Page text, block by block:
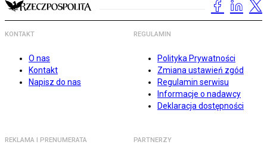
KONTAKT
O nas
Kontakt
Napisz do nas
REGULAMIN
Polityka Prywatności
Zmiana ustawień zgód
Regulamin serwisu
Informacje o nadawcy
Deklaracja dostępności
REKLAMA I PRENUMERATA PARTNERZY